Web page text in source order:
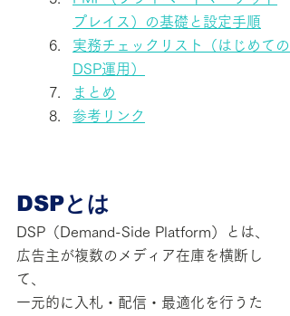
プレイス）の基礎と設定手順
実務チェックリスト（はじめての
DSP運用）
まとめ
参考リンク
DSPとは
DSP（Demand-Side Platform）とは、
広告主が複数のメディア在庫を横断し
て、
一元的に入札・配信・最適化を行うた